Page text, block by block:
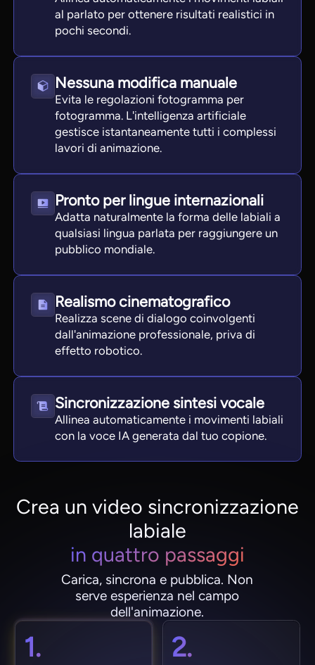
al parlato per ottenere risultati realistici in
pochi secondi.
Nessuna modifica manuale
Evita le regolazioni fotogramma per
fotogramma. L'intelligenza artificiale
gestisce istantaneamente tutti i complessi
lavori di animazione.
Pronto per lingue internazionali
Adatta naturalmente la forma delle labiali a
qualsiasi lingua parlata per raggiungere un
pubblico mondiale.
Realismo cinematografico
Realizza scene di dialogo coinvolgenti
dall'animazione professionale, priva di
effetto robotico.
Sincronizzazione sintesi vocale
Allinea automaticamente i movimenti labiali
con la voce IA generata dal tuo copione.
Crea un video sincronizzazione
labiale
in quattro passaggi
Carica, sincrona e pubblica. Non
serve esperienza nel campo
dell'animazione.
1. 2.